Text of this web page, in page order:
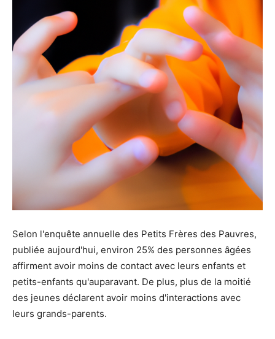
Selon l'enquête annuelle des Petits Frères des Pauvres,
publiée aujourd'hui, environ 25% des personnes âgées
affirment avoir moins de contact avec leurs enfants et
petits-enfants qu'auparavant. De plus, plus de la moitié
des jeunes déclarent avoir moins d'interactions avec
leurs grands-parents.